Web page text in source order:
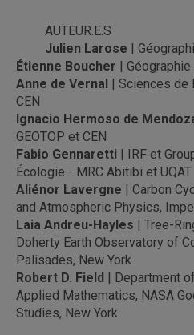
AUTEUR.E.S
Julien Larose |
Étienne Boucher | Géographie
Anne de Vernal | Sciences de
CEN
Ignacio Hermoso de
GEOTOP et CEN
Fabio Gennaretti | IRF et
Écologie - MRC Abitibi et UQAT
Aliénor Lavergne | Carbon
and Atmospheric Physics,
Laia Andreu-Hayles | Tree-
Doherty Earth Observatory of
Palisades, New York
Robert D. Field | Department
Applied Mathematics, NASA
Studies, New York